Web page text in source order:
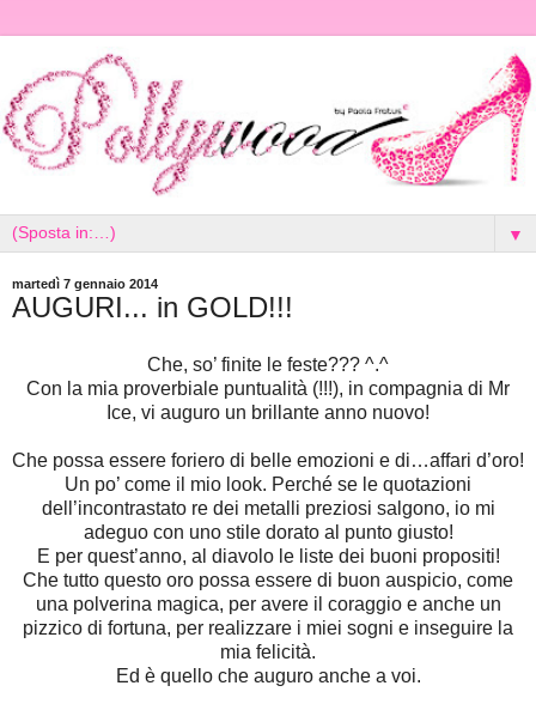
▼
martedì 7 gennaio 2014
AUGURI... in GOLD!!!
Che, so’ finite le feste??? ^.^
Con la mia proverbiale puntualità (!!!), in compagnia di Mr
Ice, vi auguro un brillante anno nuovo!
Che possa essere foriero di belle emozioni e di…affari d’oro!
Un po’ come il mio look. Perché se le quotazioni
dell’incontrastato re dei metalli preziosi salgono, io mi
adeguo con uno stile dorato al punto giusto!
E per quest’anno, al diavolo le liste dei buoni propositi!
Che tutto questo oro possa essere di buon auspicio, come
una polverina magica, per avere il coraggio e anche un
pizzico di fortuna, per realizzare i miei sogni e inseguire la
mia felicità.
Ed è quello che auguro anche a voi.